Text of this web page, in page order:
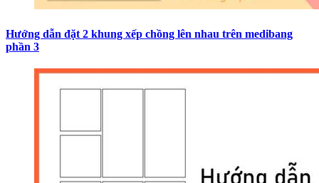
Hướng dẫn đặt 2 khung xếp chồng lên nhau trên medibang
phần 3